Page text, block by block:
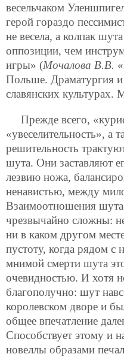
весельчаком
герой гораздо
не весела, а колпак
оппозиции, чем
игры» (Мочалова В.В.
Польше. Драматургия и
славянских
Прежде всего,
«увеселительность», а
решительность
шута. Они заставляют
лезвию ножа,
ненавистью, между
Взаимоотношения
чрезвычайно сложны:
ни в каком другом
пустоту, когда рядом с
мнимой смерти шута
очевидностью. И хотя
благополучно: шут
королевском дворе и
общее впечатление
Способствует этому и
новеллы образами